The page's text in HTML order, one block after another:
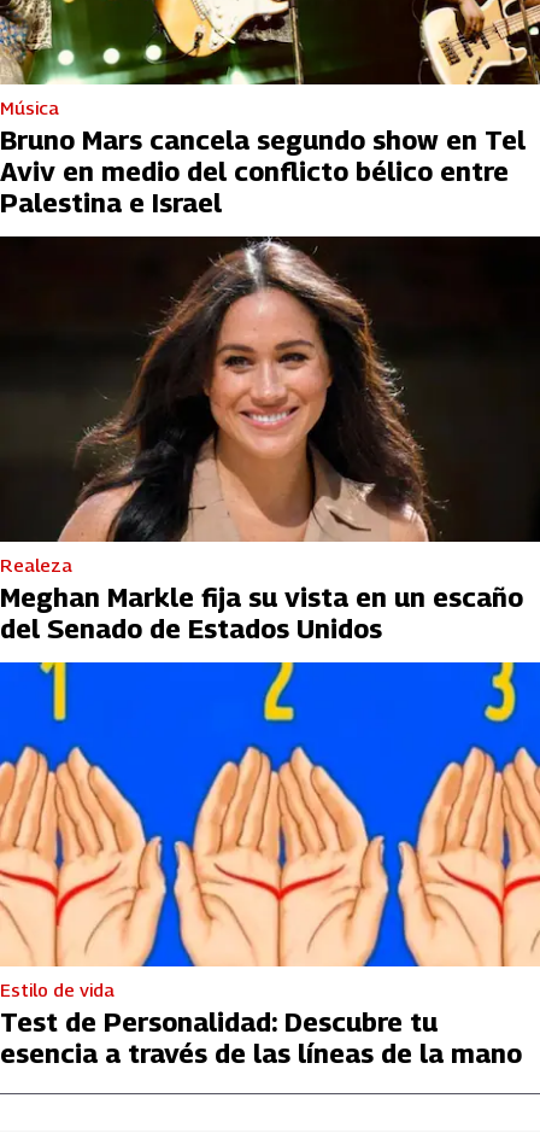
Música
Bruno Mars cancela segundo show en Tel
Aviv en medio del conflicto bélico entre
Palestina e Israel
Realeza
Meghan Markle fija su vista en un escaño
del Senado de Estados Unidos
Estilo de vida
Test de Personalidad: Descubre tu
esencia a través de las líneas de la mano